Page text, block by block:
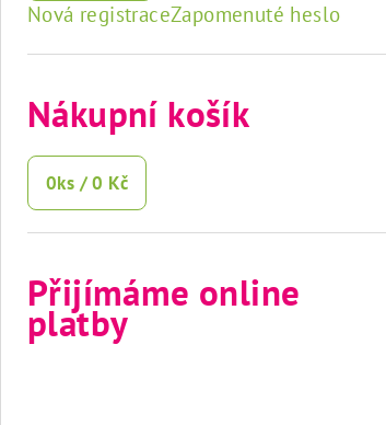
Nová registraceZapomenuté heslo
Nákupní košík
0ks /0 Kč
Přijímáme online
platby